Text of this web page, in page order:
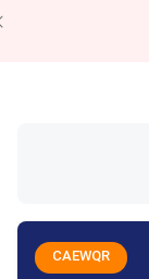
CAEWQR